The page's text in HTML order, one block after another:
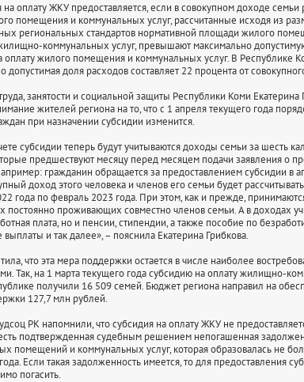
оплату ЖКУ предоставляется, если в совокупном доходе семьи
помещения и коммунальных услуг, рассчитанные исходя из
региональных стандартов нормативной площади жилого
коммунальных услуг, превышают максимально
оплату жилого помещения и коммунальных услуг. В Республике
допустимая доля расходов составляет 22 процента от
занятости и социальной защиты Республики Коми Екатерина
жителей региона на то, что с 1 апреля текущего года
при назначении субсидии изменится.
субсидии теперь будут учитываются доходы семьи за шесть
предшествуют месяцу перед месяцем подачи заявления о
гражданин обращается за предоставлением субсидии в
доход этого человека и членов его семьи будет
года по февраль 2023 года. При этом, как и прежде,
постоянно проживающих совместно членов семьи. А в доходах
плата, но и пенсии, стипендии, а также пособие по
и так далее», – пояснила Екатерина Грибкова.
что эта мера поддержки остается в числе наиболее
Так, на 1 марта текущего года субсидию на оплату жилищно-
получили 16 509 семей. Бюджет региона направил на
127,7 млн рублей.
РК напомнили, что субсидия на оплату ЖКУ не
подтвержденная судебным решением непогашенная
помещений и коммунальных услуг, которая образовалась не
Если такая задолженность имеется, то для предоставления
погасить.